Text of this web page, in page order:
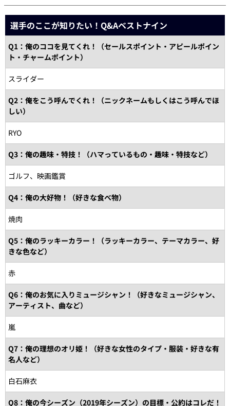
選手のここが知りたい！Q&Aベストナイン
Q1：俺のココを見てくれ！（セールスポイント・アピールポイン
ト・チャームポイント）
スライダー
Q2：俺をこう呼んでくれ！（ニックネームもしくはこう呼んでほ
しい）
RYO
Q3：俺の趣味・特技！（ハマっているもの・趣味・特技など）
ゴルフ、映画鑑賞
Q4：俺の大好物！（好きな食べ物）
焼肉
Q5：俺のラッキーカラー！（ラッキーカラー、テーマカラー、好
きな色など）
赤
Q6：俺のお気に入りミュージシャン！（好きなミュージシャン、
アーティスト、曲など）
嵐
Q7：俺の理想のオリ姫！（好きな女性のタイプ・服装・好きな有
名人など）
白石麻衣
Q8：俺の今シーズン（2019年シーズン）の目標・公約はコレだ！